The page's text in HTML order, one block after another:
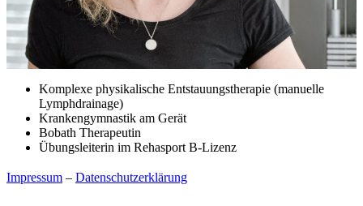
Komplexe physikalische Entstauungstherapie (manuelle
Lymphdrainage)
Krankengymnastik am Gerät
Bobath Therapeutin
Übungsleiterin im Rehasport B-Lizenz
Impressum – Datenschutzerklärung